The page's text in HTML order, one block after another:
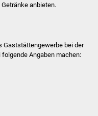
Bizet
Bizethalle
anbieten.
Gaststättengewerbe bei der
Angaben machen: